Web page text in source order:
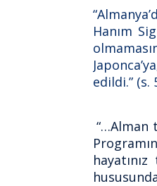
Hanım
edildi.” (s.
“…Alman